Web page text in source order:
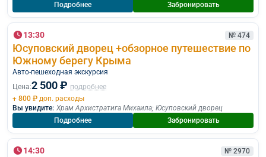
Подробнее
Забронировать
13:30 № 474
Юсуповский дворец +обзорное путешествие по
Южному берегу Крыма
Авто-пешеходная экскурсия
Цена:2 500 ₽ подробнее
+ 800 ₽ доп. расходы
Вы увидите: Храм Архистратига Михаила; Юсуповский дворец
Подробнее
Забронировать
14:30 № 2970